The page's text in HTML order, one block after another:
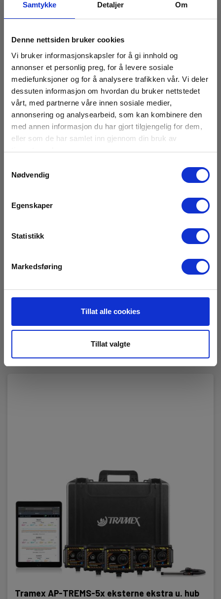
Samtykke Detaljer Om
Denne nettsiden bruker cookies
Vi bruker informasjonskapsler for å gi innhold og
annonser et personlig preg, for å levere sosiale
mediefunksjoner og for å analysere trafikken vår. Vi deler
dessuten informasjon om hvordan du bruker nettstedet
vårt, med partnerne våre innen sosiale medier,
annonsering og analysearbeid, som kan kombinere den
med annen informasjon du har gjort tilgjengelig for dem,
eller som de har samlet inn gjennom din bruk av
tjenestene deres.
Nødvendig
Egenskaper
Statistikk
Markedsføring
Tillat alle cookies
Tillat valgte
Tramex AP-TREMS-5x eksterne ekstra u. hub